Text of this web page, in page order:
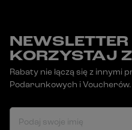
KORZYSTAJ
Rabaty nie łączą się z innymi
Podarunkowych i Voucherów.
Podaj swoje imię